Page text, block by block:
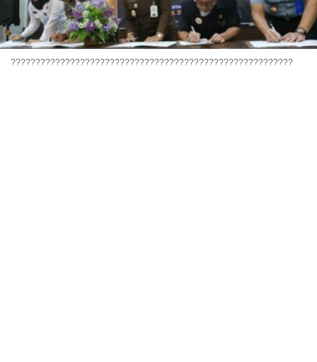
?????????????????????????????????????????????????????????